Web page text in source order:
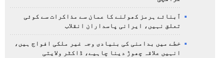
آبنائے ہرمز کھولنے کا عمان سے مذاکرات سے کوئی
تعلق نہیں، ایرانی پاسداران انقلاب
خطے میں بدامنی کی بنیادی وجہ غیر ملکی افواج ہیں،
انہیں علاقہ چھوڑ دینا چاہیے، ڈاکٹر ولایتی